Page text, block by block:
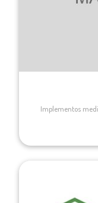
Implementos